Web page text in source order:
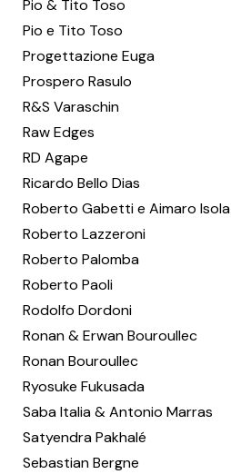
Pio & Tito Toso
Pio e Tito Toso
Progettazione Euga
Prospero Rasulo
R&S Varaschin
Raw Edges
RD Agape
Ricardo Bello Dias
Roberto Gabetti e Aimaro Isola
Roberto Lazzeroni
Roberto Palomba
Roberto Paoli
Rodolfo Dordoni
Ronan & Erwan Bouroullec
Ronan Bouroullec
Ryosuke Fukusada
Saba Italia & Antonio Marras
Satyendra Pakhalé
Sebastian Bergne